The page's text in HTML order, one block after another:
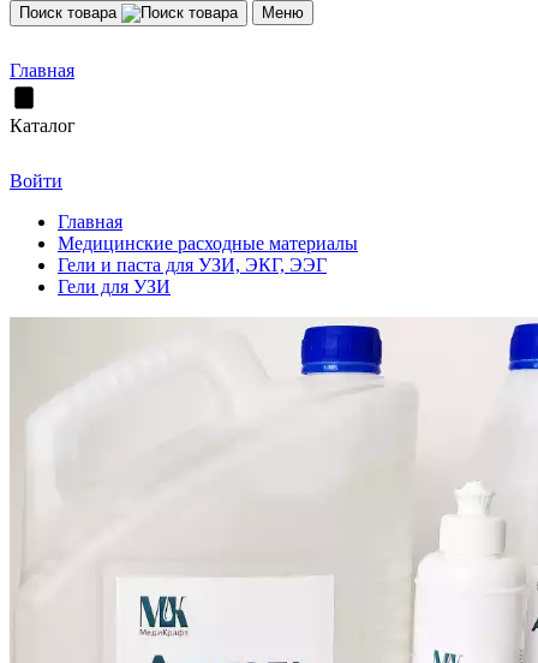
Поиск товара Меню
Главная
Каталог
Войти
Главная
Медицинские расходные материалы
Гели и паста для УЗИ, ЭКГ, ЭЭГ
Гели для УЗИ